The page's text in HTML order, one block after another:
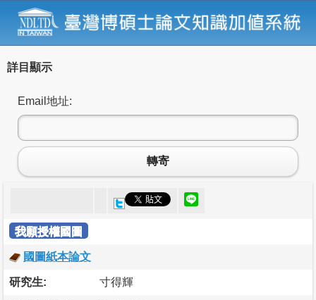
詳目顯示
Email地址:
轉寄
我願授權國圖
國圖紙本論文
研究生: 寸得輝